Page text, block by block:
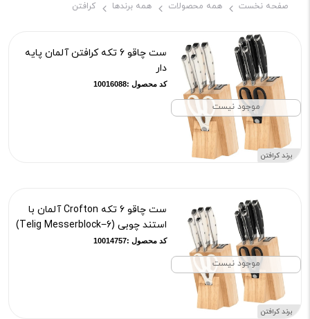
صفحه نخست همه محصولات همه برندها کرافتن
موجود نیست
برند کرافتن
ست چاقو 6 تکه کرافتن آلمان پایه
دار
کد محصول :10016088
موجود نیست
برند کرافتن
ست چاقو 6 تکه Crofton آلمان با
استند چوبی (6−Telig Messerblock)
کد محصول :10014757